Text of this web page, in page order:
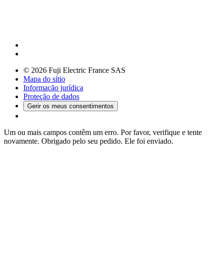
© 2026 Fuji Electric France SAS
Mapa do sítio
Informação jurídica
Proteção de dados
Gerir os meus consentimentos
Um ou mais campos contêm um erro. Por favor, verifique e tente
novamente. Obrigado pelo seu pedido. Ele foi enviado.